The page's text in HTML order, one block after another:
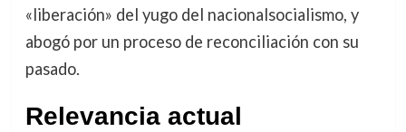
«liberación» del yugo del nacionalsocialismo, y
abogó por un proceso de reconciliación con su
pasado.
Relevancia actual